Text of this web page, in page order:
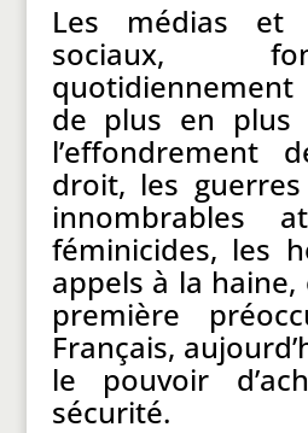
Les médias et
sociaux,
quotidiennement
de plus en plus
l’effondrement
droit, les
innombrables
féminicides, les
appels à la haine,
première
Français,
le pouvoir
sécurité.